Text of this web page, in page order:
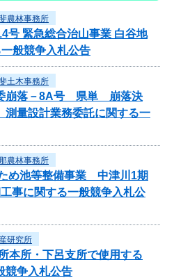
農林事務所
号 緊急総合治山事業 白谷地
般競争入札公告
土木事務所
委崩落－8A号 県単 崩落決
測量設計業務委託に関する一
農林事務所
め池等整備事業 中津川1期
事に関する一般競争入札公
研究所
本所・下呂支所で使用する
競争入札公告